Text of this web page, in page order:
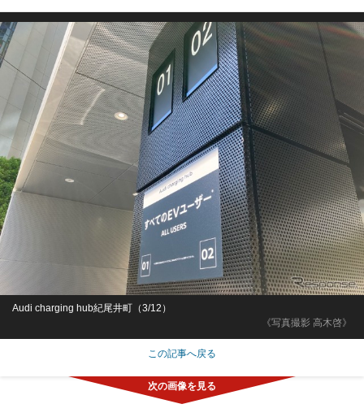
《写真撮影 高木啓》
Audi charging hub紀尾井町（3/12）
この記事へ戻る